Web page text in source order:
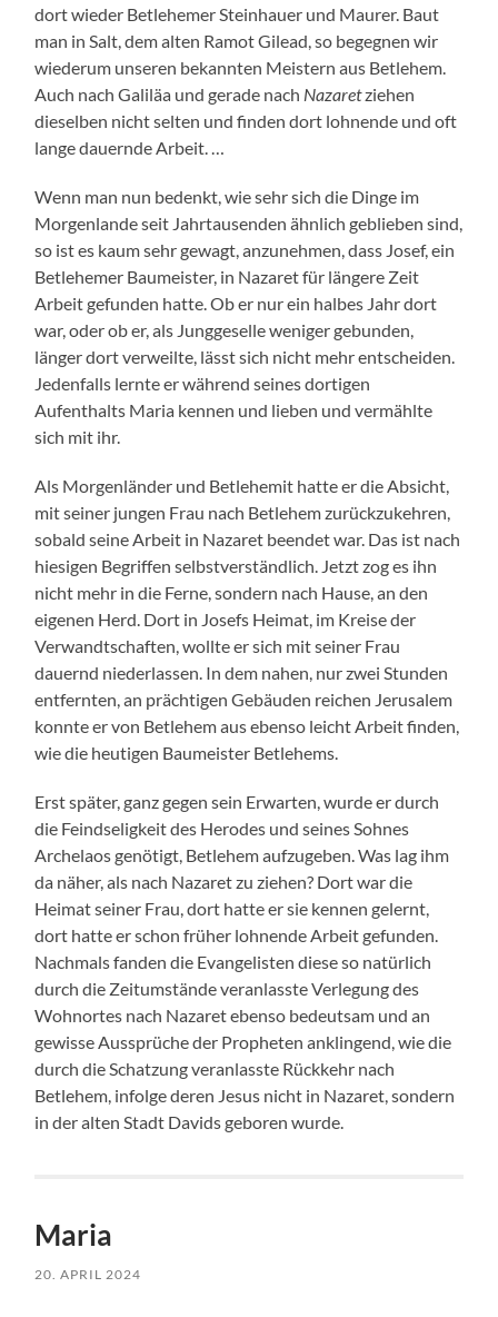
dort wieder Betlehemer Steinhauer und Maurer. Baut
man in Salt, dem alten Ramot Gilead, so begegnen wir
wiederum unseren bekannten Meistern aus Betlehem.
Auch nach Galiläa und gerade nach Nazaretziehen
dieselben nicht selten und finden dort lohnende und oft
lange dauernde Arbeit. …
Wenn man nun bedenkt, wie sehr sich die Dinge im
Morgenlande seit Jahrtausenden ähnlich geblieben sind,
so ist es kaum sehr gewagt, anzunehmen, dass Josef, ein
Betlehemer Baumeister, in Nazaret für längere Zeit
Arbeit gefunden hatte. Ob er nur ein halbes Jahr dort
war, oder ob er, als Junggeselle weniger gebunden,
länger dort verweilte, lässt sich nicht mehr entscheiden.
Jedenfalls lernte er während seines dortigen
Aufenthalts Maria kennen und lieben und vermählte
sich mit ihr.
Als Morgenländer und Betlehemit hatte er die Absicht,
mit seiner jungen Frau nach Betlehem zurückzukehren,
sobald seine Arbeit in Nazaret beendet war. Das ist nach
hiesigen Begriffen selbstverständlich. Jetzt zog es ihn
nicht mehr in die Ferne, sondern nach Hause, an den
eigenen Herd. Dort in Josefs Heimat, im Kreise der
Verwandtschaften, wollte er sich mit seiner Frau
dauernd niederlassen. In dem nahen, nur zwei Stunden
entfernten, an prächtigen Gebäuden reichen Jerusalem
konnte er von Betlehem aus ebenso leicht Arbeit finden,
wie die heutigen Baumeister Betlehems.
Erst später, ganz gegen sein Erwarten, wurde er durch
die Feindseligkeit des Herodes und seines Sohnes
Archelaos genötigt, Betlehem aufzugeben. Was lag ihm
da näher, als nach Nazaret zu ziehen? Dort war die
Heimat seiner Frau, dort hatte er sie kennen gelernt,
dort hatte er schon früher lohnende Arbeit gefunden.
Nachmals fanden die Evangelisten diese so natürlich
durch die Zeitumstände veranlasste Verlegung des
Wohnortes nach Nazaret ebenso bedeutsam und an
gewisse Aussprüche der Propheten anklingend, wie die
durch die Schatzung veranlasste Rückkehr nach
Betlehem, infolge deren Jesus nicht in Nazaret, sondern
in der alten Stadt Davids geboren wurde.
Maria
20. APRIL 2024